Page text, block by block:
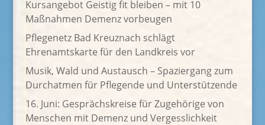
Kursangebot Geistig fit bleiben – mit 10
Maßnahmen Demenz vorbeugen
Pflegenetz Bad Kreuznach schlägt
Ehrenamtskarte für den Landkreis vor
Musik, Wald und Austausch – Spaziergang zum
Durchatmen für Pflegende und Unterstützende
16. Juni: Gesprächskreise für Zugehörige von
Menschen mit Demenz und Vergesslichkeit